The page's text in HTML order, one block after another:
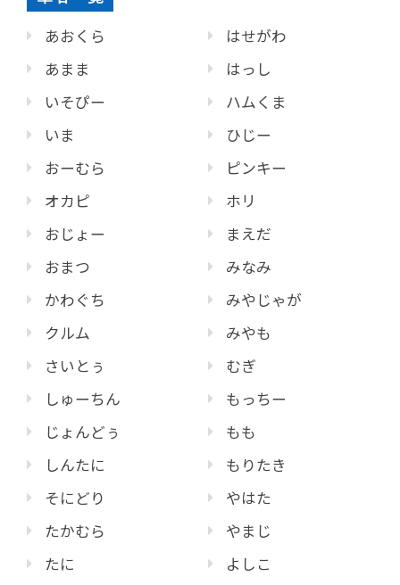
あおくら
あまま
いそぴー
いま
おーむら
オカピ
おじょー
おまつ
かわぐち
クルム
さいとぅ
しゅーちん
じょんどぅ
しんたに
そにどり
たかむら
たに
はせがわ
はっし
ハムくま
ひじー
ピンキー
ホリ
まえだ
みなみ
みやじゃが
みやも
むぎ
もっちー
もも
もりたき
やはた
やまじ
よしこ